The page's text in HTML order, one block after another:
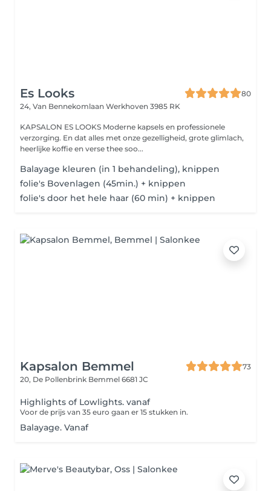
Es Looks
80
24, Van Bennekomlaan Werkhoven 3985 RK
KAPSALON ES LOOKS Moderne kapsels en professionele
verzorging. En dat alles met onze gezelligheid, grote glimlach,
heerlijke koffie en verse thee soo...
Balayage kleuren (in 1 behandeling), knippen
folie's Bovenlagen (45min.) + knippen
folie's door het hele haar (60 min) + knippen
Kapsalon Bemmel
73
20, De Pollenbrink Bemmel 6681 JC
Highlights of Lowlights. vanaf
Voor de prijs van 35 euro gaan er 15 stukken in.
Balayage. Vanaf